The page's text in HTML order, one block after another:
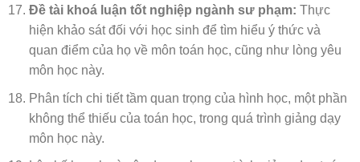
Đề tài khoá luận tốt nghiệp ngành sư phạm: Thực
hiện khảo sát đối với học sinh để tìm hiểu ý thức và
quan điểm của họ về môn toán học, cũng như lòng yêu
môn học này.
Phân tích chi tiết tầm quan trọng của hình học, một phần
không thể thiếu của toán học, trong quá trình giảng dạy
môn học này.